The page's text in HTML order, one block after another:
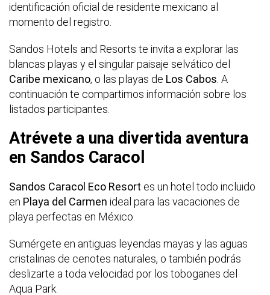
identificación oficial de residente mexicano al
momento del registro.
Sandos Hotels and Resorts te invita a explorar las
blancas playas y el singular paisaje selvático del
Caribe mexicano, o las playas de Los Cabos. A
continuación te compartimos información sobre los
listados participantes.
Atrévete a una divertida aventura
en Sandos Caracol
Sandos Caracol Eco Resort es un hotel todo incluido
en Playa del Carmen ideal para las vacaciones de
playa perfectas en México.
Sumérgete en antiguas leyendas mayas y las aguas
cristalinas de cenotes naturales, o también podrás
deslizarte a toda velocidad por los toboganes del
Aqua Park.